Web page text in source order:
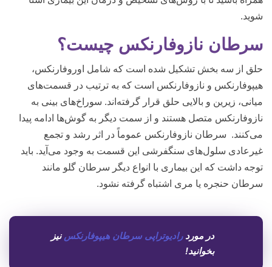
شوید.
سرطان نازوفارنکس چیست؟
حلق از سه بخش تشکیل شده است که شامل اوروفارنکس،
هیپوفارنکس و نازوفارنکس است که به ترتیب در قسمت‌های
میانی، زیرین و بالایی حلق قرار گرفته‌اند. سوراخ‌های بینی به
نازوفارنکس متصل هستند و از سمت دیگر به گوش‌ها ادامه پیدا
می‌کنند. سرطان نازوفارنکس عموماً در اثر رشد و تجمع
غیرعادی سلول‌های سنگفرشی این قسمت به وجود می‌آید. باید
توجه داشت که این بیماری با انواع دیگر سرطان گلو مانند
سرطان حنجره یا مری اشتباه گرفته نشود.
در موردرادیوتراپی سرطان هیپوفارنکسنیز
بخوانید!